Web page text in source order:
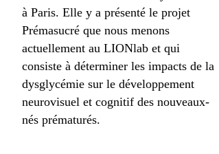
à Paris. Elle y a présenté le projet
Prémasucré que nous menons
actuellement au LIONlab et qui
consiste à déterminer les impacts de la
dysglycémie sur le développement
neurovisuel et cognitif des nouveaux-
nés prématurés.